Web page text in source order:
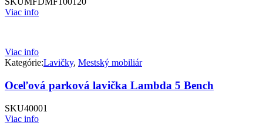
Viac info
Viac info
Kategórie:Lavičky, Mestský mobiliár
Oceľová parková lavička Lambda 5 Bench
SKU40001
Viac info